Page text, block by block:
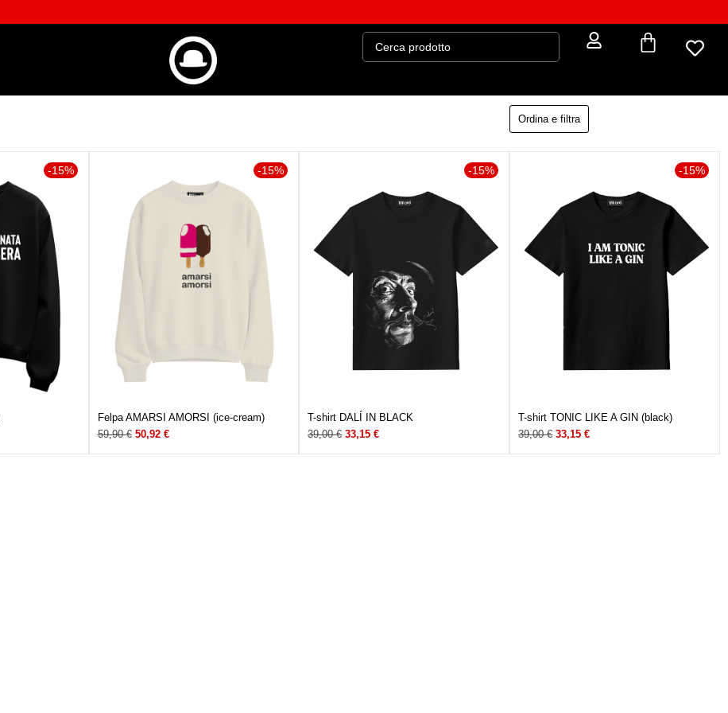
Ordina e filtra
-15% -15%
Felpa AMARSI AMORSI (ice-cream)
59,90€ 50,92 €
-15%
T-shirt DALÍ IN BLACK
39,00€ 33,15€
-15%
T-shirt TONIC LIKE A GIN (black)
39,00€ 33,15€